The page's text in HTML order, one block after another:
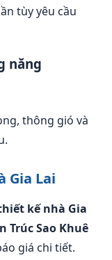
tùy yêu cầu
năng
thông gió và
Gia Lai
kế nhà Gia
Trúc Sao Khuê
giá chi tiết.